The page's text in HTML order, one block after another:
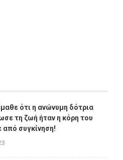
ότι η ανώνυμη δότρια
τη ζωή ήταν η κόρη του
από συγκίνηση!